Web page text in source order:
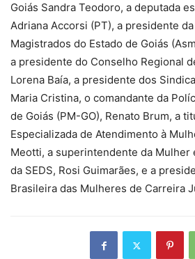
Goiás Sandra Teodoro, a deputada
Adriana Accorsi (PT), a presidente
Magistrados do Estado de Goiás
a presidente do Conselho Regional
Lorena Baía, a presidente dos
Maria Cristina, o comandante da
de Goiás (PM-GO), Renato Brum, a
Especializada de Atendimento à
Meotti, a superintendente da Mulher
da SEDS, Rosi Guimarães, e a
Brasileira das Mulheres de Carreira